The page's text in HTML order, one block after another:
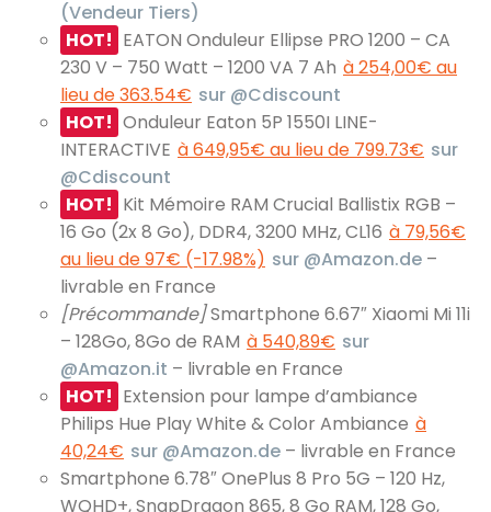
(Vendeur Tiers)
HOT! EATON Onduleur Ellipse PRO 1200 – CA
230 V – 750 Watt – 1200 VA 7 Ah à 254,00€ au
lieu de 363.54€ sur @Cdiscount
HOT! Onduleur Eaton 5P 1550I LINE-
INTERACTIVE à 649,95€ au lieu de 799.73€ sur
@Cdiscount
HOT! Kit Mémoire RAM Crucial Ballistix RGB –
16 Go (2x 8 Go), DDR4, 3200 MHz, CL16 à 79,56€
au lieu de 97€ (-17.98%) sur @Amazon.de –
livrable en France
[Précommande]Smartphone 6.67″ Xiaomi Mi 11i
– 128Go, 8Go de RAM à 540,89€ sur
@Amazon.it – livrable en France
HOT! Extension pour lampe d’ambiance
Philips Hue Play White & Color Ambiance à
40,24€ sur @Amazon.de – livrable en France
Smartphone 6.78″ OnePlus 8 Pro 5G – 120 Hz,
WQHD+, SnapDragon 865, 8 Go RAM, 128 Go,